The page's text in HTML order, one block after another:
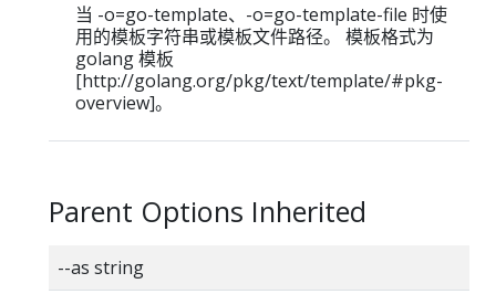
当 -o=go-template、-o=go-template-file 时使
用的模板字符串或模板文件路径。 模板格式为
golang 模板
[http://golang.org/pkg/text/template/#pkg-
overview]。
Parent Options Inherited
--as string